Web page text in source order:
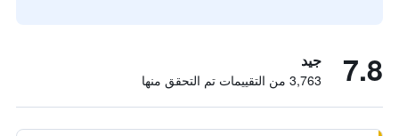
7.8 جيد
3,763 من التقييمات تم التحقق منها